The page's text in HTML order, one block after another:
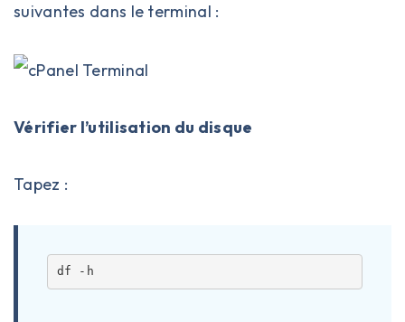
suivantes dans le terminal :
Vérifier l’utilisation du disque
Tapez :